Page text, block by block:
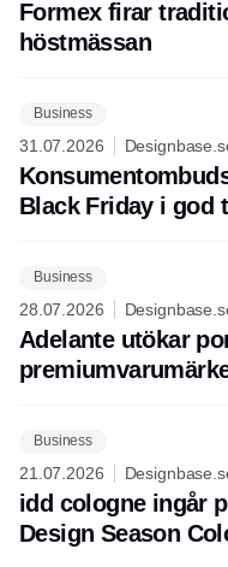
Formex firar
höstmässan
Business
31.07.2026
Black Friday i god
Business
28.07.2026
Adelante utökar
Business
21.07.2026
idd cologne ingår
Design Season